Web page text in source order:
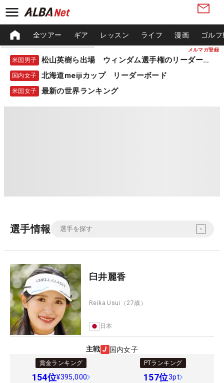
メルマガ登録
全ツアー ギア レッスン ライフ 漫画 ゴル
米国男子 松山英樹ら出場 ウィンダム選手権のリーダーボード
国内女子 北海道meijiカップ リーダーボード
米国女子 最新の世界ランキング
選手情報
臼井麗香
Reika Usui （27歳）
日本
主戦 国内女子
賞金ランキング
154位¥395,000
PTランキング
157位3pt